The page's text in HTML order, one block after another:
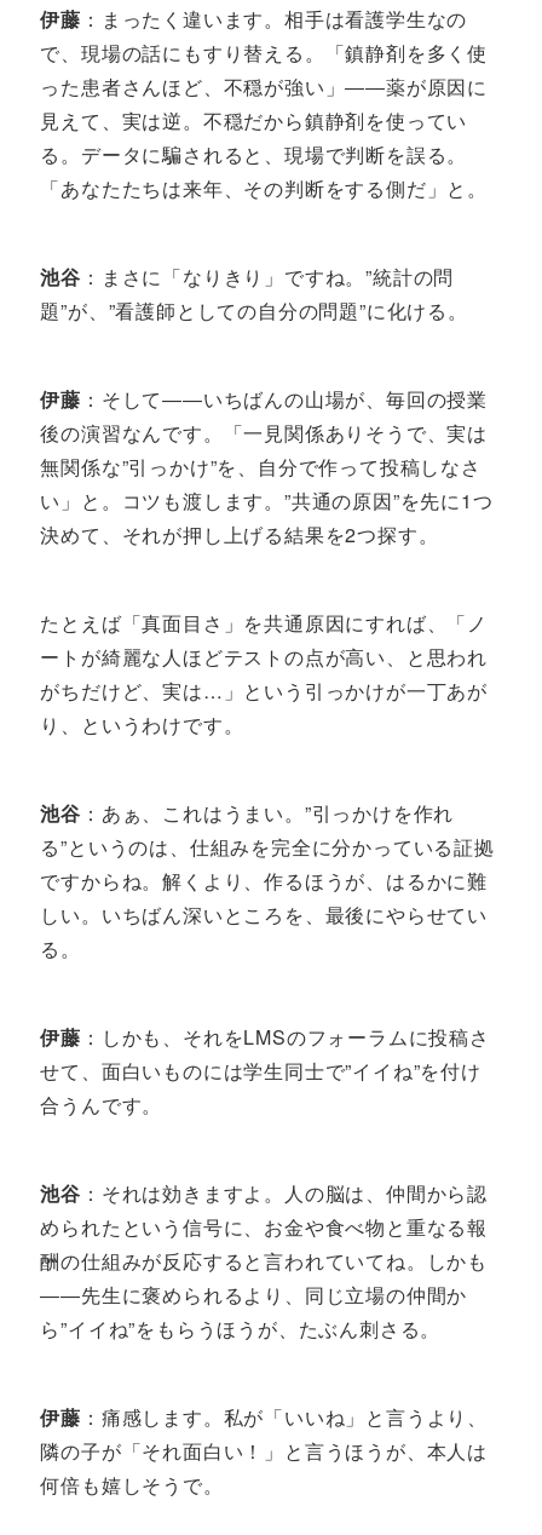
伊藤 ：まったく違います。相手は看護学生なの
で、現場の話にもすり替える。「鎮静剤を多く使
った患者さんほど、不穏が強い」――薬が原因に
見えて、実は逆。不穏だから鎮静剤を使ってい
る。データに騙されると、現場で判断を誤る。
「あなたたちは来年、その判断をする側だ」と。
池谷 ：まさに「なりきり」ですね。”統計の問
題”が、”看護師としての自分の問題”に化ける。
伊藤 ：そして――いちばんの山場が、毎回の授業
後の演習なんです。「一見関係ありそうで、実は
無関係な”引っかけ”を、自分で作って投稿しなさ
い」と。コツも渡します。”共通の原因”を先に1つ
決めて、それが押し上げる結果を2つ探す。
たとえば「真面目さ」を共通原因にすれば、「ノ
ートが綺麗な人ほどテストの点が高い、と思われ
がちだけど、実は…」という引っかけが一丁あが
り、というわけです。
池谷 ：あぁ、これはうまい。”引っかけを作れ
る”というのは、仕組みを完全に分かっている証拠
ですからね。解くより、作るほうが、はるかに難
しい。いちばん深いところを、最後にやらせてい
る。
伊藤 ：しかも、それをLMSのフォーラムに投稿さ
せて、面白いものには学生同士で”イイね”を付け
合うんです。
池谷 ：それは効きますよ。人の脳は、仲間から認
められたという信号に、お金や食べ物と重なる報
酬の仕組みが反応すると言われていてね。しかも
――先生に褒められるより、同じ立場の仲間か
ら”イイね”をもらうほうが、たぶん刺さる。
伊藤 ：痛感します。私が「いいね」と言うより、
隣の子が「それ面白い！」と言うほうが、本人は
何倍も嬉しそうで。